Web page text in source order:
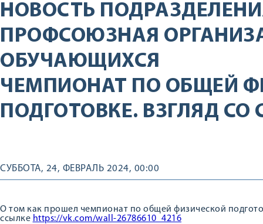
НОВОСТЬ
ПРОФСОЮЗНАЯ
ОБУЧАЮЩИХСЯ
ЧЕМПИОНАТ ПО ОБЩЕЙ
ПОДГОТОВКЕ. ВЗГЛЯД СО
СУББОТА, 24, ФЕВРАЛЬ 2024, 00:00
О том как прошел чемпионат по общей физической
ссылке https://vk.com/wall-26786610_4216